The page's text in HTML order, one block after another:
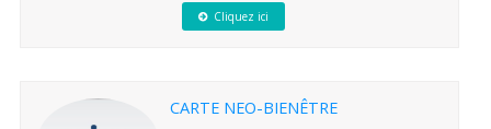
Cliquez ici
CARTE NEO-BIENÊTRE